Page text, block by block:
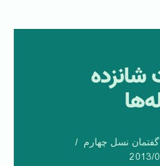
نسل چهارم
2013/